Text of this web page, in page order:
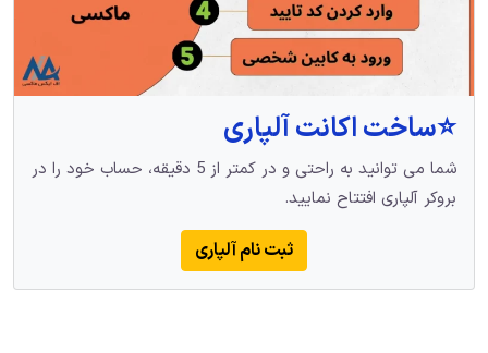
⭐️ساخت اکانت آلپاری
شما می توانید به راحتی و در کمتر از 5 دقیقه، حساب خود را در
بروکر آلپاری افتتاح نمایید.
ثبت نام آلپاری